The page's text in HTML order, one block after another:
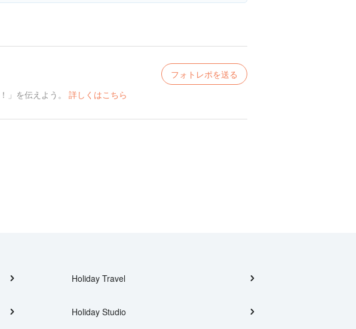
フォトレポを送る
」を伝えよう。 詳しくはこちら
Holiday Travel
Holiday Studio